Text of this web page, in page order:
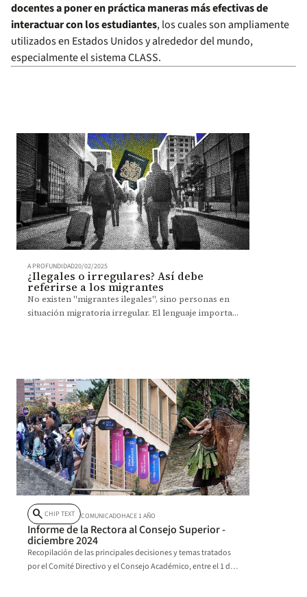
docentes a poner en práctica maneras más efectivas de
interactuar con los estudiantes, los cuales son ampliamente
utilizados en Estados Unidos y alrededor del mundo,
especialmente el sistema CLASS.
A PROFUNDIDAD20/02/2025
¿Ilegales o irregulares? Así debe
referirse a los migrantes
No existen "migrantes ilegales", sino personas en
situación migratoria irregular. El lenguaje importa
search CHIP TEXT COMUNICADOHACE 1 AÑO
Informe de la Rectora al Consejo Superior -
diciembre 2024
Recopilación de las principales decisiones y temas tratados
por el Comité Directivo y el Consejo Académico, entre el 1 de